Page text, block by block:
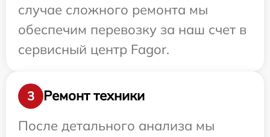
случае сложного ремонта мы
обеспечим перевозку за наш счет в
сервисный центр Fagor.
3
Ремонт техники
После детального анализа мы